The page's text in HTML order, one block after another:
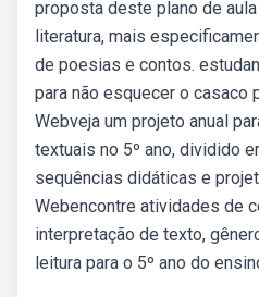
proposta deste plano de
literatura, mais
de poesias e contos.
para não esquecer o casaco
Webveja um projeto anual
textuais no 5º ano, dividido
sequências didáticas e
Webencontre atividades de
interpretação de texto,
leitura para o 5º ano do